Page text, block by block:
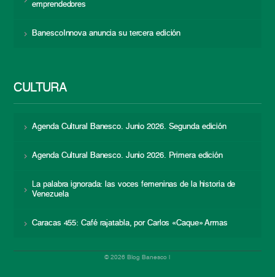
emprendedores
BanescoInnova anuncia su tercera edición
CULTURA
Agenda Cultural Banesco. Junio 2026. Segunda edición
Agenda Cultural Banesco. Junio 2026. Primera edición
La palabra ignorada: las voces femeninas de la historia de
Venezuela
Caracas 455: Café rajatabla, por Carlos «Caque» Armas
© 2026 Blog Banesco |